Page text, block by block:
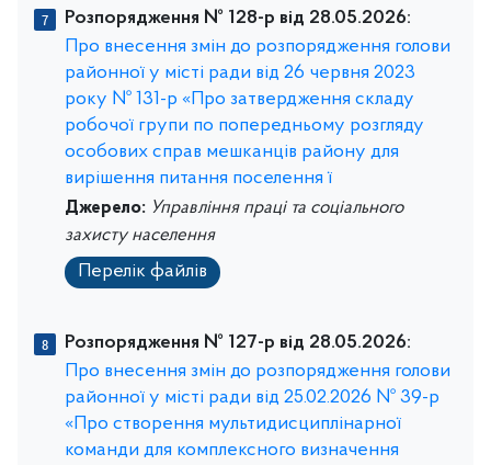
Розпорядження № 128-р від 28.05.2026:
Про внесення змін до розпорядження голови
районної у місті ради від 26 червня 2023
року № 131-р «Про затвердження складу
робочої групи по попередньому розгляду
особових справ мешканців району для
вирішення питання поселення ї
Джерело: Управління праці та соціального
захисту населення
Перелік файлів
Розпорядження № 127-р від 28.05.2026:
Про внесення змін до розпорядження голови
районної у місті ради від 25.02.2026 № 39-р
«Про створення мультидисциплінарної
команди для комплексного визначення